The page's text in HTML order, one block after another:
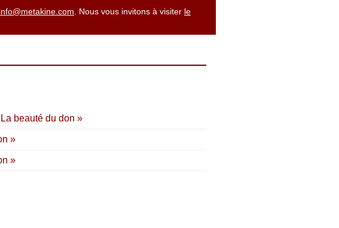
info@metakine.com . Nous vous invitons à visiter le
beauté du don »
»
»